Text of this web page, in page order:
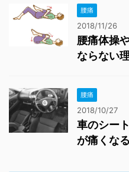
腰痛
2018/11/26
腰痛体操
ならない
腰痛
2018/10/27
車のシー
が痛くな